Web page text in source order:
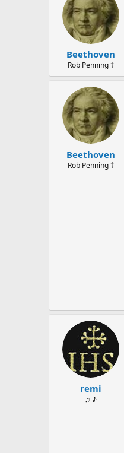
Beethoven
Rob Penning †
Beethoven
Rob Penning †
remi
♫ ♪